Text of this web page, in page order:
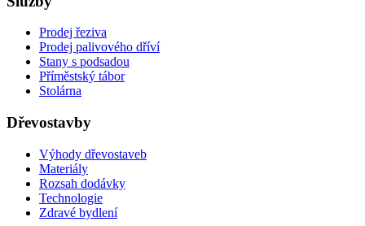
Prodej řeziva
Prodej palivového dříví
Stany s podsadou
Příměstský tábor
Stolárna
Dřevostavby
Výhody dřevostaveb
Materiály
Rozsah dodávky
Technologie
Zdravé bydlení